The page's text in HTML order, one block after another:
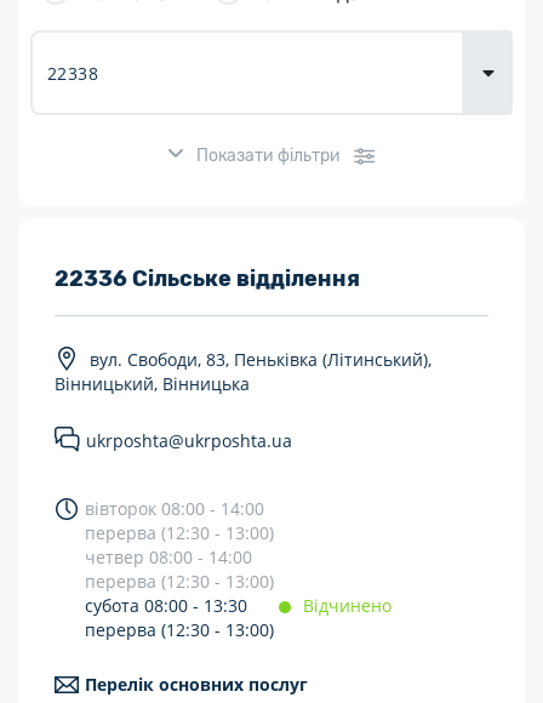
Показати фільтри
Розклад роботи:
Працюють після 19:00
Укрпошта Експрес/тариф «Пріоритетний»
Укрпошта Стандарт/тариф «Базовий»
Доставка за межі України
Прийом вантажів
22336 Сільське відділення
вул. Свободи, 83, Пеньківка (Літинський),
Вінницький, Вінницька
ukrposhta@ukrposhta.ua
вівторок 08:00 - 14:00
перерва (12:30 - 13:00)
четвер 08:00 - 14:00
перерва (12:30 - 13:00)
субота 08:00 - 13:30
Відчинено
перерва (12:30 - 13:00)
Перелік основних послуг